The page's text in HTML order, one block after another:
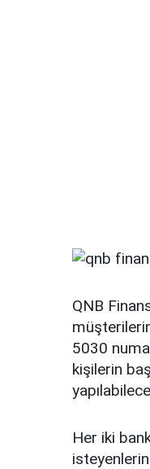
QNB
5030
kişilerin
Her iki